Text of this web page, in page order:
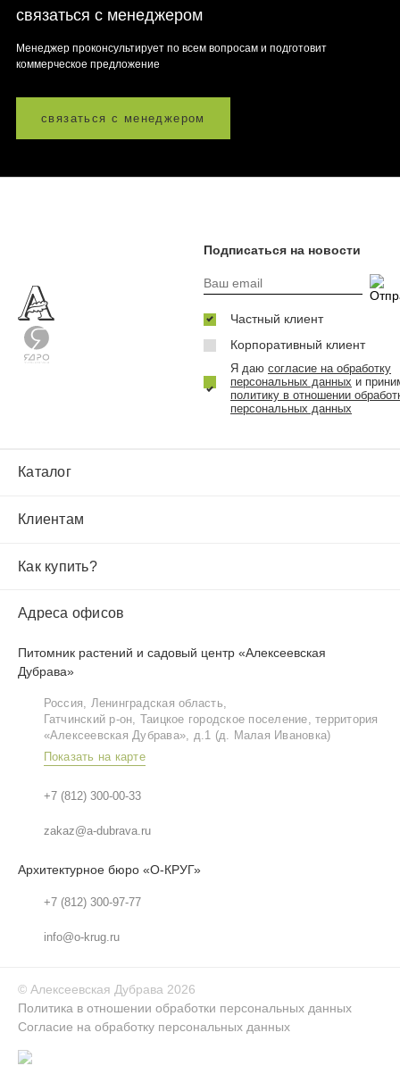
связаться с менеджером
Менеджер проконсультирует по всем вопросам и подготовит
коммерческое предложение
связаться с менеджером
Каталог
Клиентам
Как купить?
Адреса офисов
Питомник растений и садовый центр «Алексеевская
Дубрава»
Россия, Ленинградская область,
Гатчинский р‑он, Таицкое городское поселение, территория
«Алексеевская Дубрава», д.1 (д. Малая Ивановка)
Показать на карте
+7 (812) 300-00-33
zakaz@a-dubrava.ru
Архитектурное бюро «О-КРУГ»
+7 (812) 300-97-77
info@o-krug.ru
Подписаться на новости
Частный клиент
Корпоративный клиент
Я даю согласие на обработку
персональных данных и
политику в отношении
персональных данных
© Алексеевская Дубрава 2026
Политика в отношении обработки персональных данных
Согласие на обработку персональных данных